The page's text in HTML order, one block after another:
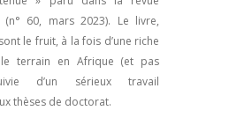
60, mars 2023). Le livre,
le fruit, à la fois d’une riche
le terrain en Afrique (et pas
d’un sérieux travail
thèses de doctorat.